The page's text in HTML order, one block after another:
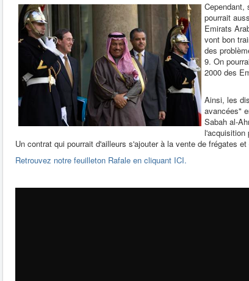
Cependant,
pourrait
Emirats
vont bon
des
9. On
2000 des
Ainsi, les
avancées"
Sabah al-
l'acquisition
Un contrat qui pourrait d'ailleurs s'ajouter à la vente de frégates
Retrouvez notre feuilleton Rafale en cliquant ICI.